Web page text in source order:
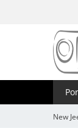
New